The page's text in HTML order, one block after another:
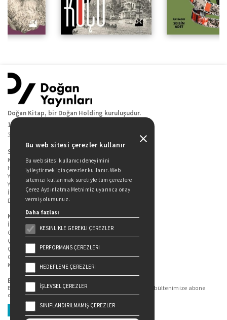
Doğan Kitap, bir Doğan Holding kuruluşudur.
19 Mayıs Cad. Golden Plaza No:1 Kat:10
34360 / Şişli / İstanbul
Sitede Yer Alan Sayfalar
Kitaplarımız
Hakkımızda
Yazarlarımız
Yazar Adayları İçin
İletişim
Duygu Asena Roman Ödülü
Kişisel Verilerin Korunması
İlgili Kişi Başvuru Formu
Genel Aydınlatma Metni
Çekiliş Aydınlatma Metni
Çerez Aydınlatma Metni
Gizlilik Politikası
Kullanım Şartları
Bizi Takip Edin...
En güncel kitap ve etkinliklerden haberdar olmak için bültenimize abone
olun.
Üye Ol
Bu web sitesi çerezler kullanır
Bu web sitesi kullanıcı deneyimini
iyileştirmek için çerezler kullanır. Web
sitemizi kullanmak suretiyle tüm çerezlere
Çerez Aydınlatma Metnimiz uyarınca onay
vermiş olursunuz.
Daha fazlası
KESINLIKLE GEREKLI ÇEREZLER
PERFORMANS ÇEREZLERI
HEDEFLEME ÇEREZLERI
İŞLEVSEL ÇEREZLER
SINIFLANDIRILMAMIŞ ÇEREZLER